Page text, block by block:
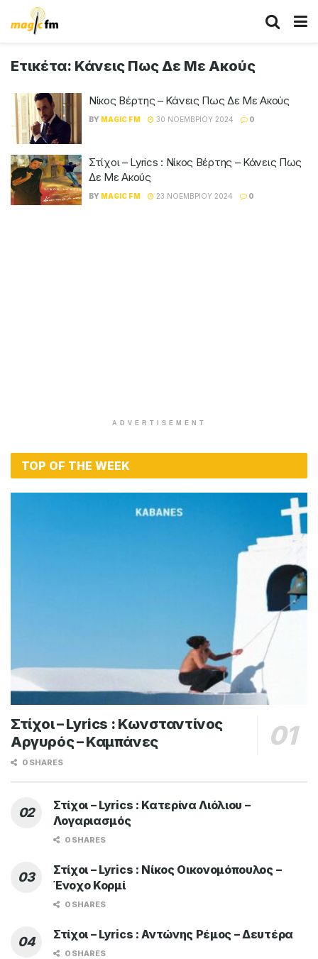
Ετικέτα: Κάνεις Πως Δε Με Ακούς
Νίκος Βέρτης – Κάνεις Πως Δε Με Ακούς
BY MAGIC FM 30 ΝΟΕΜΒΡΊΟΥ 2024 0
Στίχοι – Lyrics : Νίκος Βέρτης – Κάνεις Πως
Δε Με Ακούς
BY MAGIC FM 23 ΝΟΕΜΒΡΊΟΥ 2024 0
ADVERTISEMENT
TOP OF THE WEEK
Στίχοι – Lyrics : Κωνσταντίνος
Αργυρός – Καμπάνες
0 SHARES
Στίχοι – Lyrics : Κατερίνα Λιόλιου –
Λογαριασμός
0 SHARES
Στίχοι – Lyrics : Νίκος Οικονομόπουλος –
Ένοχο Κορμί
0 SHARES
Στίχοι – Lyrics : Αντώνης Ρέμος – Δευτέρα
0 SHARES